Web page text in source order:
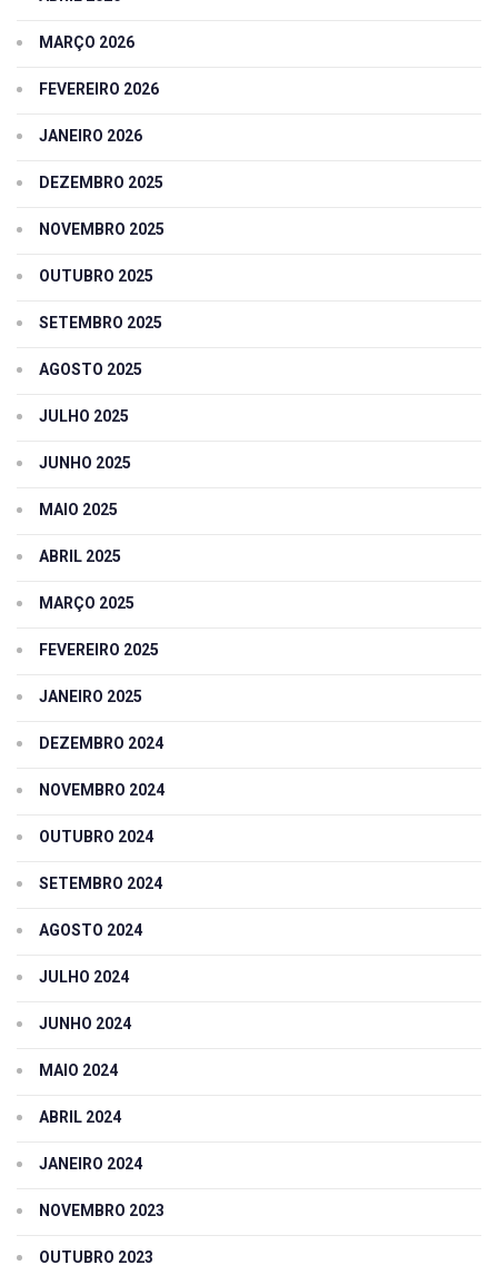
MARÇO 2026
FEVEREIRO 2026
JANEIRO 2026
DEZEMBRO 2025
NOVEMBRO 2025
OUTUBRO 2025
SETEMBRO 2025
AGOSTO 2025
JULHO 2025
JUNHO 2025
MAIO 2025
ABRIL 2025
MARÇO 2025
FEVEREIRO 2025
JANEIRO 2025
DEZEMBRO 2024
NOVEMBRO 2024
OUTUBRO 2024
SETEMBRO 2024
AGOSTO 2024
JULHO 2024
JUNHO 2024
MAIO 2024
ABRIL 2024
JANEIRO 2024
NOVEMBRO 2023
OUTUBRO 2023